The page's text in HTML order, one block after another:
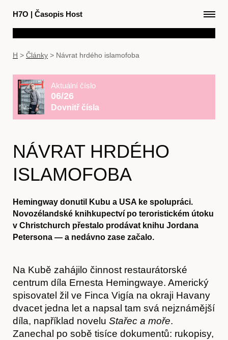
H7O | Časopis Host
H > Články > Návrat hrdého islamofoba
Aktuální číslo
06/26
Dovnitř čísla
NÁVRAT HRDÉHO
ISLAMOFOBA
Hemingway donutil Kubu a USA ke spolupráci.
Novozélandské knihkupectví po teroristickém útoku
v Christchurch přestalo prodávat knihu Jordana
Petersona — a nedávno zase začalo.
Na Kubě zahájilo činnost restaurátorské
centrum díla Ernesta Hemingwaye. Americký
spisovatel žil ve Finca Vigía na okraji Havany
dvacet jedna let a napsal tam svá nejznámější
díla, například novelu Stařec a moře.
Zanechal po sobě tisíce dokumentů: rukopisy,